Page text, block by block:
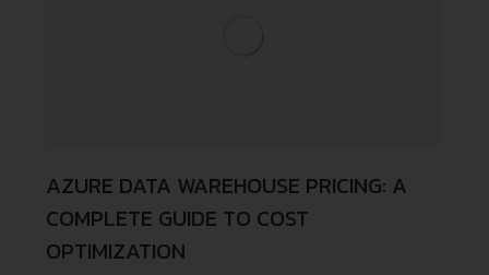
AZURE DATA WAREHOUSE PRICING: A
COMPLETE GUIDE TO COST
OPTIMIZATION